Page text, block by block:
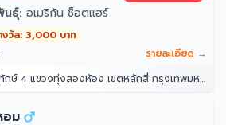
นธุ์: อเมริกัน ช็อตแฮร์
งวัล: 3,000 บาท
รายละเอียด →
4 แขวงทุ่งสองห้อง เขตหลักสี่ กรุงเทพมหานคร 10210
อม